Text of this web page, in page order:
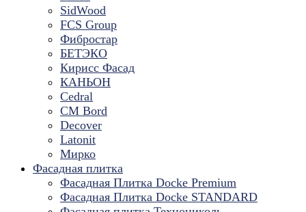
SidWood
FCS Group
Фибростар
БЕТЭКО
Кирисс Фасад
КАНЬОН
Cedral
CM Bord
Decover
Latonit
Мирко
Фасадная плитка
Фасадная Плитка Docke Premium
Фасадная Плитка Docke STANDARD